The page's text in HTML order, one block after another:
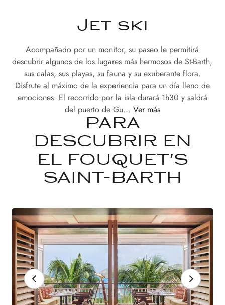
Jet ski
Acompañado por un monitor, su paseo le permitirá
descubrir algunos de los lugares más hermosos de St-Barth,
sus calas, sus playas, su fauna y su exuberante flora.
Disfrute al máximo de la experiencia para un día lleno de
emociones. El recorrido por la isla durará 1h30 y saldrá
del puerto de Gu... Ver más
PARA
DESCUBRIR EN
EL FOUQUET'S
SAINT-BARTH